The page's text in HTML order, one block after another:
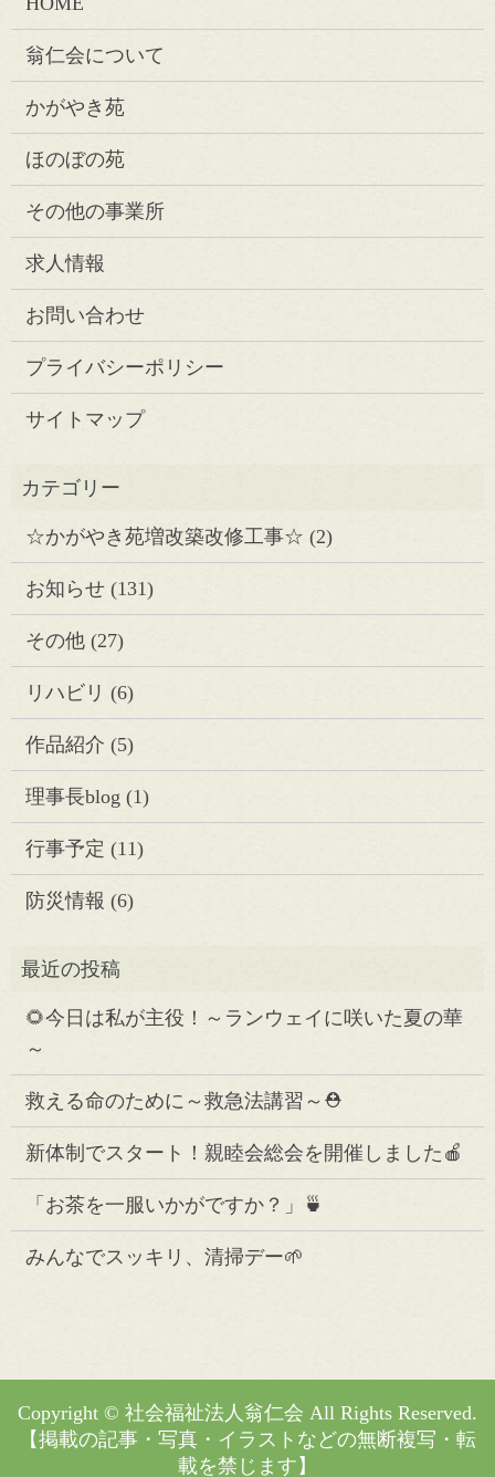
翁仁会について
かがやき苑
ほのぼの苑
その他の事業所
求人情報
お問い合わせ
プライバシーポリシー
サイトマップ
☆かがやき苑増改築改修工事☆ (2)
お知らせ(131)
その他(27)
リハビリ (6)
作品紹介 (5)
理事長blog (1)
行事予定 (11)
防災情報 (6)
🌻今日は私が主役！～ランウェイに咲いた夏の華
～
救える命のために～救急法講習～⛑️
新体制でスタート！親睦会総会を開催しました🍎
「お茶を一服いかがですか？」🍵
みんなでスッキリ、清掃デー🌱
Copyright © 社会福祉法人翁仁会 All Rights Reserved.
【掲載の記事・写真・イラストなどの無断複写・転
載を禁じます】